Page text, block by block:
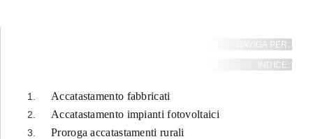
NAVIGA PER:
INDICE:
Accatastamento fabbricati
Accatastamento impianti fotovoltaici
Proroga accatastamenti rurali